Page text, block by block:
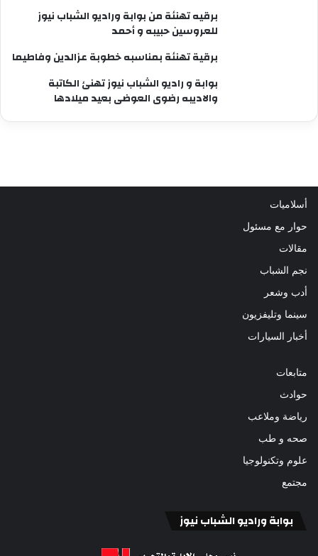
برقيه تهنئة من بوابة وراديو الشباب نيوز
للعروسين حبيبه و أحمد
برقية تهنئة بمناسبه خطوبة عزالدين وفاطيما
بوابة و راديو الشباب نيوز تهنئ الكاتبة
والاديبه رضوى العوضى بعيد ميلادها
أسلاميات
حوار مع مسئول
مقالات
نجم الشباب
أدب وشعر
سينما وتليفزيون
أخبار السيارات
متابعات
حوادث
رياضة وملاعب
صحه و طب
علوم وتكنولوجيا
مجتمع
بوابة وراديو الشباب نيوز